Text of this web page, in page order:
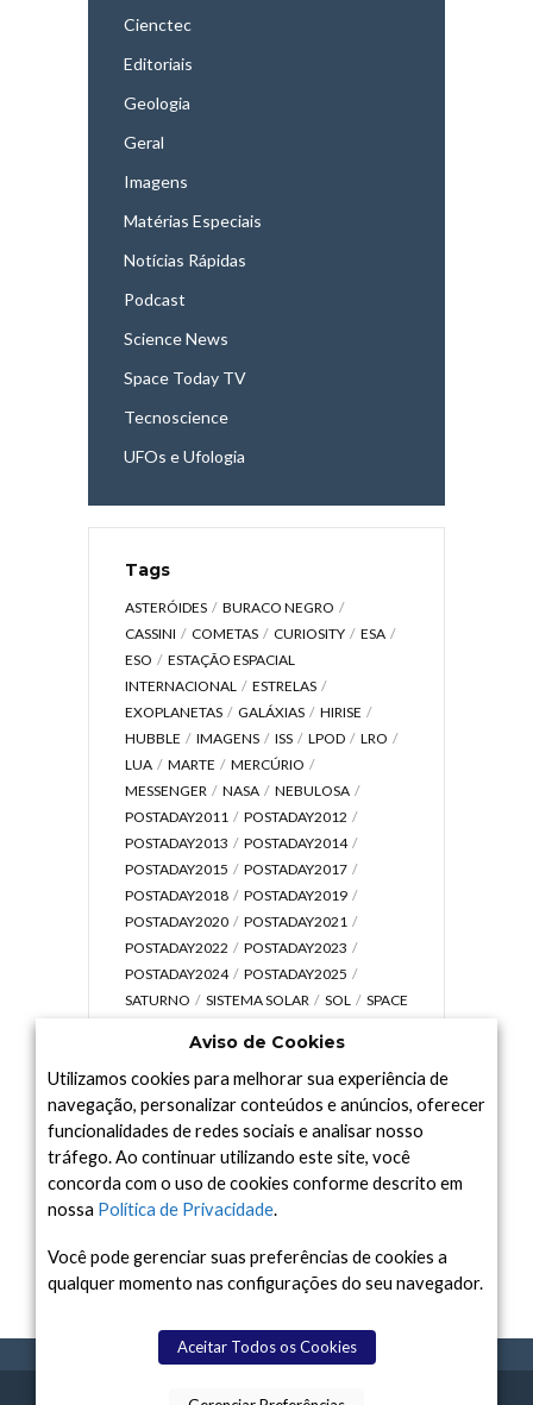
Cienctec
Editoriais
Geologia
Geral
Imagens
Matérias Especiais
Notícias Rápidas
Podcast
Science News
Space Today TV
Tecnoscience
UFOs e Ufologia
Tags
ASTERÓIDES
BURACO NEGRO
CASSINI
COMETAS CURIOSITY
ESA
ESO
ESTAÇÃO ESPACIAL
INTERNACIONAL
ESTRELAS
EXOPLANETAS
GALÁXIAS
HIRISE
HUBBLE
IMAGENS ISS LPOD
LRO
LUA
MARTE
MERCÚRIO
MESSENGER
NASA
NEBULOSA
POSTADAY2011
POSTADAY2012
POSTADAY2013
POSTADAY2014
POSTADAY2015
POSTADAY2017
POSTADAY2018
POSTADAY2019
POSTADAY2020
POSTADAY2021
POSTADAY2022
POSTADAY2023
POSTADAY2024
POSTADAY2025
SATURNO
SISTEMA SOLAR SOL
SPACE
UNIVERSO
VÍDEO
Arquivo
Arquivo
Aviso de Cookies
Utilizamos cookies para melhorar sua experiência de
navegação, personalizar conteúdos e anúncios, oferecer
funcionalidades de redes sociais e analisar nosso
tráfego. Ao continuar utilizando este site, você
concorda com o uso de cookies conforme descrito em
nossa Política de Privacidade.
Você pode gerenciar suas preferências de cookies a
qualquer momento nas configurações do seu navegador.
Aceitar Todos os Cookies